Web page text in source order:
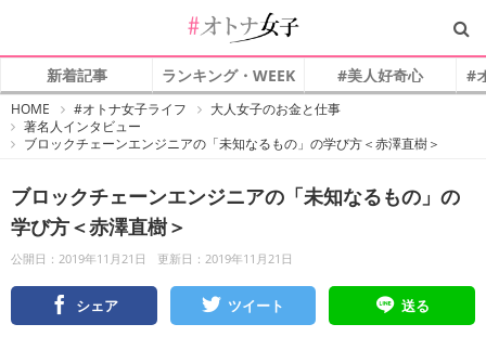
新着記事 ランキング・WEEK #美人好奇心 #
HOME
オ
ト
ナ
#オトナ女子ライフ
大人女子のお金と仕事
著名人インタビュー
ブロックチェーンエンジニアの「未知なるもの」の学び方＜赤澤直樹＞
ブロックチェーンエンジニアの「未知なるもの」の
学び方＜赤澤直樹＞
公開日：2019年11月21日 更新日：2019年11月21日
シェア ツイート 送る